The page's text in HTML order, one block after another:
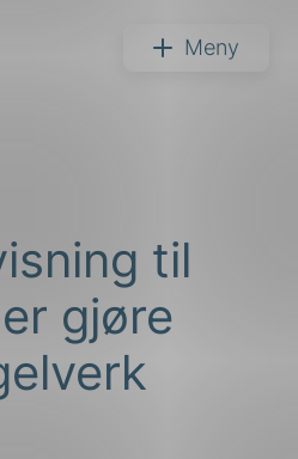
Meny
til
gjøre